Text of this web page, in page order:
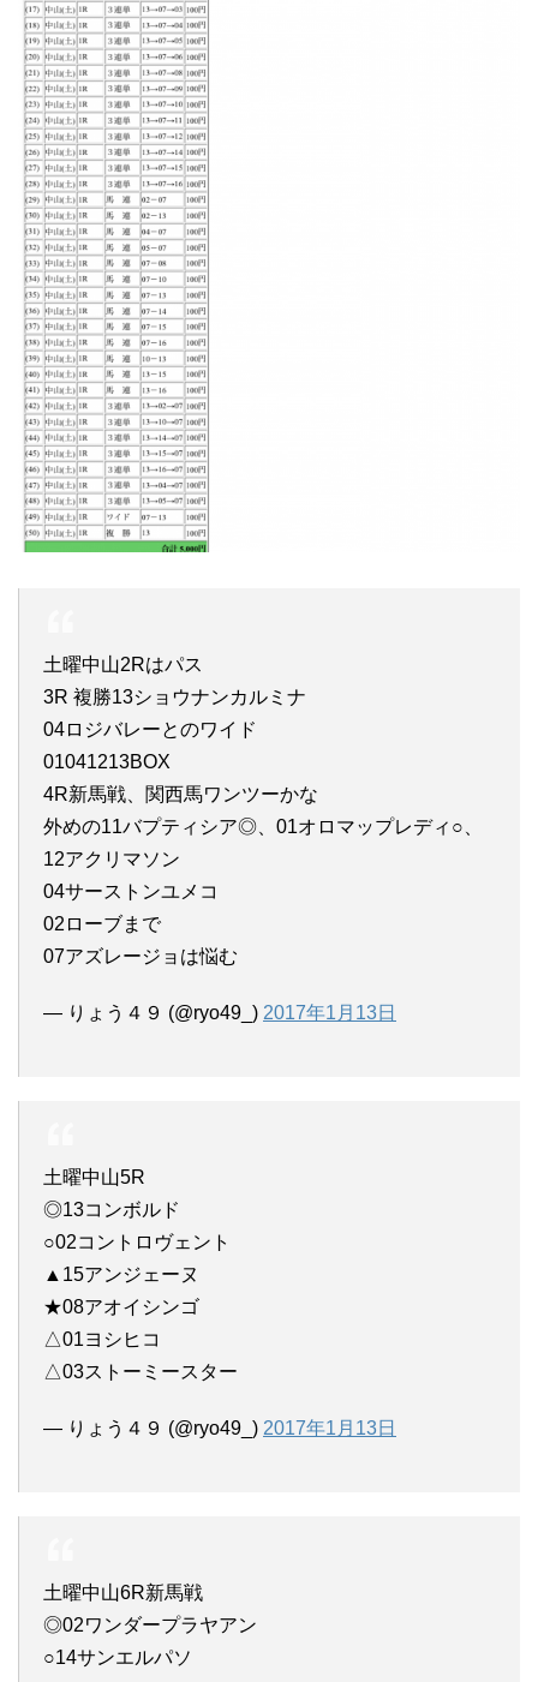
土曜中山2Rはパス
3R 複勝13ショウナンカルミナ
04ロジバレーとのワイド
01041213BOX
4R新馬戦、関西馬ワンツーかな
外めの11バプティシア◎、01オロマップレディ○、
12アクリマソン
04サーストンユメコ
02ローブまで
07アズレージョは悩む
— りょう４９ (@ryo49_) 2017年1月13日
土曜中山5R
◎13コンボルド
○02コントロヴェント
▲15アンジェーヌ
★08アオイシンゴ
△01ヨシヒコ
△03ストーミースター
— りょう４９ (@ryo49_) 2017年1月13日
土曜中山6R新馬戦
◎02ワンダープラヤアン
○14サンエルパソ